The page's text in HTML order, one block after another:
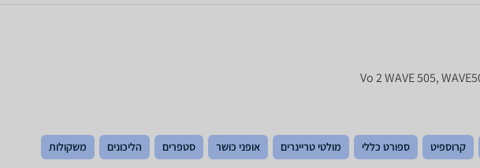
קרוספיט ספורט כללי מולטי טריינרים אופני כושר סטפרים הליכונים משקולות